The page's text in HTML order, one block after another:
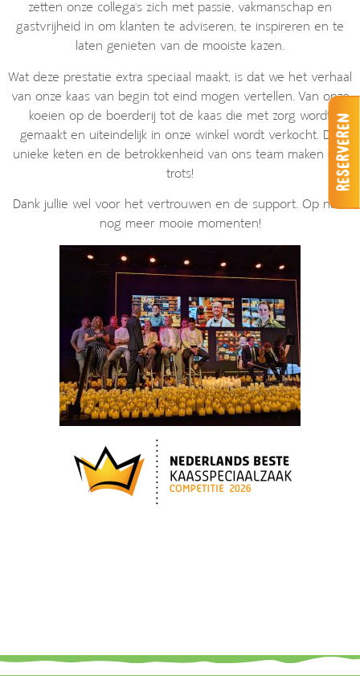
zetten onze collega’s zich met passie, vakmanschap en
gastvrijheid in om klanten te adviseren, te inspireren en te
laten genieten van de mooiste kazen.
Wat deze prestatie extra speciaal maakt, is dat we het verhaal
van onze kaas van begin tot eind mogen vertellen. Van onze
koeien op de boerderij tot de kaas die met zorg wordt
gemaakt en uiteindelijk in onze winkel wordt verkocht. Die
unieke keten en de betrokkenheid van ons team maken ons
trots!
Dank jullie wel voor het vertrouwen en de support. Op naar
nog meer mooie momenten!
Reserveren